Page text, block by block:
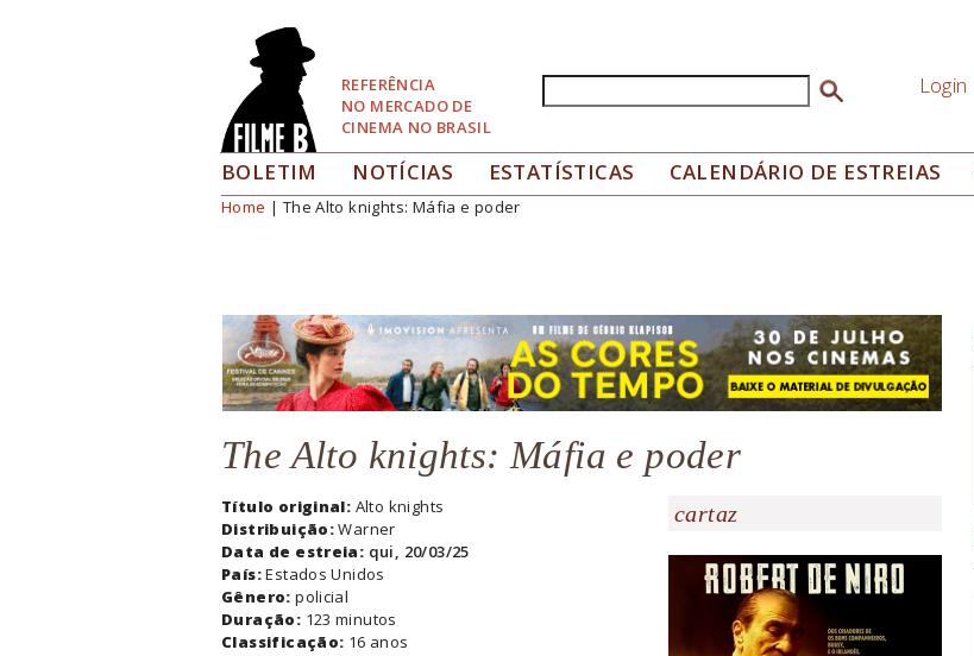
REFERÊNCIA
NO MERCADO DE
CINEMA NO BRASIL
Formulário de busca Login
BOLETIM NOTÍCIAS ESTATÍSTICAS CALENDÁRIO DE ESTREIAS
Você está aqui
Home | The Alto knights: Máfia e poder
The Alto knights: Máfia e poder
Título original: Alto knights
Distribuição:Warner
Data de estreia: qui, 20/03/25
País:Estados Unidos
Gênero:policial
Duração: 123 minutos
Classificação: 16 anos
cartaz